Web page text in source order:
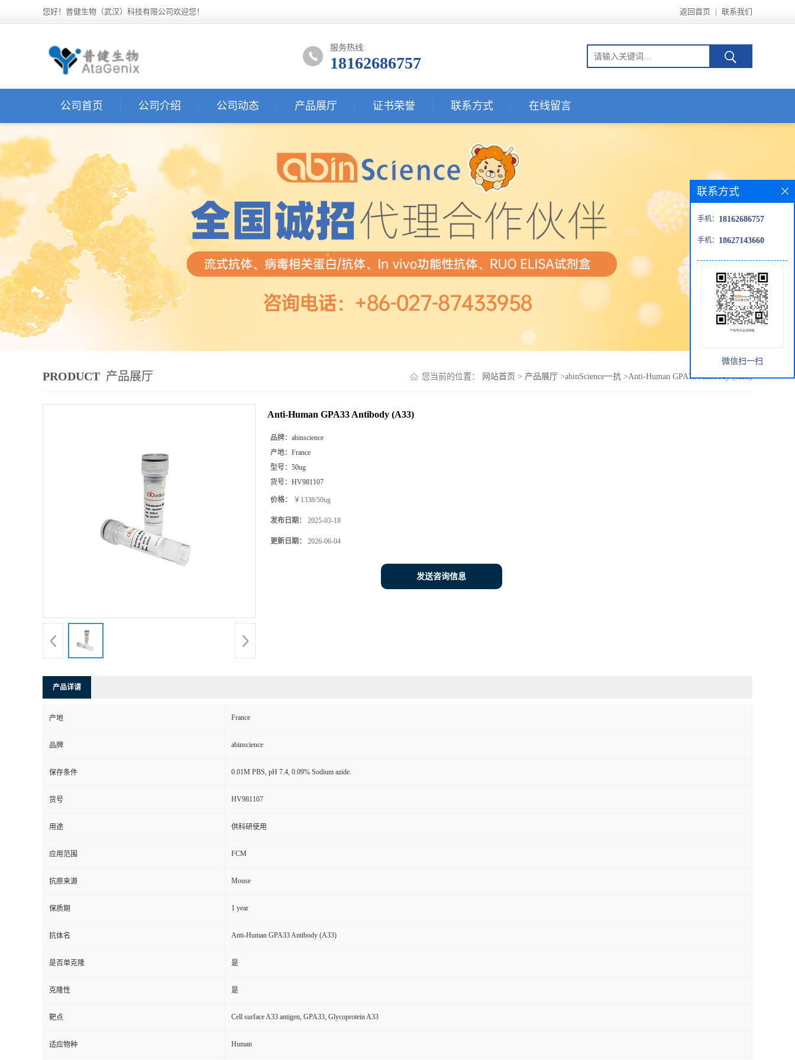
您好！普健生物（武汉）科技有限公司欢迎您！ 返回首页 | 联系我们
服务热线:
18162686757
公司首页 公司介绍 公司动态 产品展厅 证书荣誉 联系方式 在线留言
PRODUCT 产品展厅 您当前的位置： 网站首页 > 产品展厅 >abinScience一抗 >Anti-Human GPA33 Antibody (A33)
Anti-Human GPA33 Antibody (A33)
品牌： abinscience
产地： France
型号： 50ug
货号： HV981107
价格： ￥1338/50ug
发布日期： 2025-03-18
更新日期： 2026-06-04
发送咨询信息
产品详请
产地 France
品牌 abinscience
保存条件 0.01M PBS, pH 7.4, 0.09% Sodium azide.
货号 HV981107
用途 供科研使用
应用范围 FCM
抗原来源 Mouse
保质期 1 year
抗体名 Anti-Human GPA33 Antibody (A33)
是否单克隆 是
克隆性 是
靶点 Cell surface A33 antigen, GPA33, Glycoprotein A33
适应物种 Human
联系方式
手机： 18162686757
手机： 18627143660
微信扫一扫